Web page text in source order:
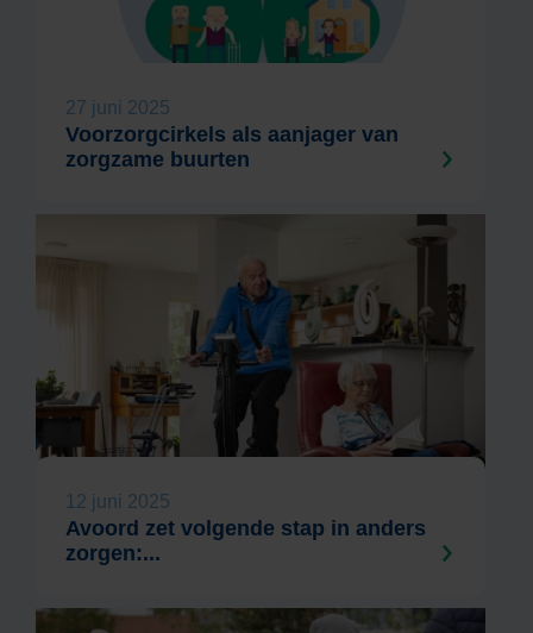
27 juni 2025
Voorzorgcirkels als aanjager van
zorgzame buurten
12 juni 2025
Avoord zet volgende stap in anders
zorgen:...